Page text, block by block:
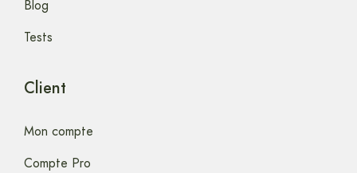
Blog
Tests
Client
Mon compte
Compte Pro